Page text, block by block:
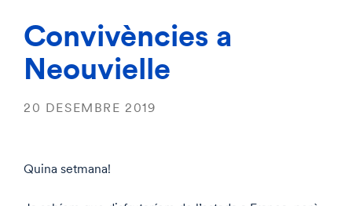
Convivències a
Neouvielle
20 DESEMBRE 2019
Quina setmana!